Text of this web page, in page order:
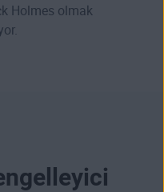
Holmes olmak